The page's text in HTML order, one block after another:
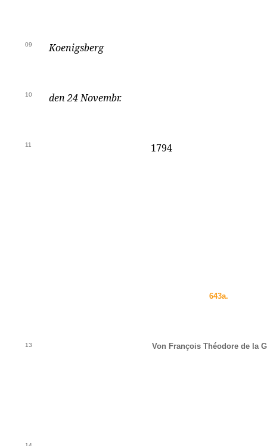
09 Koenigsberg
10 den 24 Novembr.
11 1794
643a.
13 Von François Théodore de la